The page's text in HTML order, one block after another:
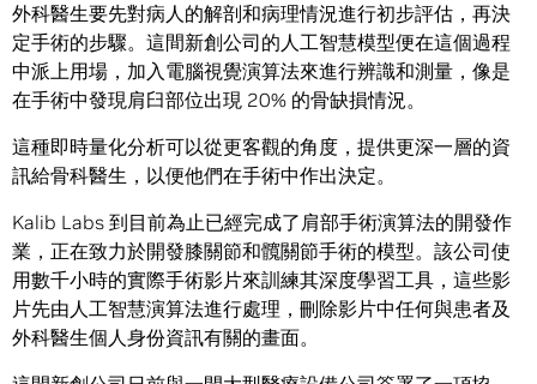
外科醫生要先對病人的解剖和病理情況進行初步評估，再決
定手術的步驟。這間新創公司的人工智慧模型便在這個過程
中派上用場，加入電腦視覺演算法來進行辨識和測量，像是
在手術中發現肩臼部位出現 20% 的骨缺損情況。
這種即時量化分析可以從更客觀的角度，提供更深一層的資
訊給骨科醫生，以便他們在手術中作出決定。
Kalib Labs 到目前為止已經完成了肩部手術演算法的開發作
業，正在致力於開發膝關節和髖關節手術的模型。該公司使
用數千小時的實際手術影片來訓練其深度學習工具，這些影
片先由人工智慧演算法進行處理，刪除影片中任何與患者及
外科醫生個人身份資訊有關的畫面。